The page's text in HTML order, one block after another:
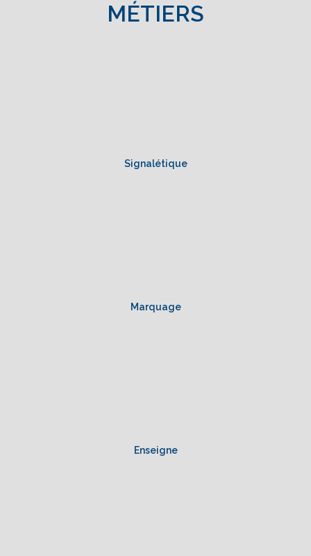
MÉTIERS
Signalétique
Marquage
Enseigne